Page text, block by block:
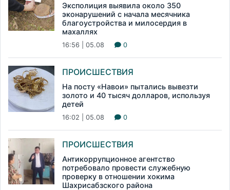
Эксполиция выявила около 350
эконарушений с начала месячника
благоустройства и милосердия в
махаллях
16:56 | 05.08 0
ПРОИСШЕСТВИЯ
На посту «Навои» пытались вывезти
золото и 40 тысяч долларов, используя
детей
16:02 | 05.08 0
ПРОИСШЕСТВИЯ
Антикоррупционное агентство
потребовало провести служебную
проверку в отношении хокима
Шахрисабзского района